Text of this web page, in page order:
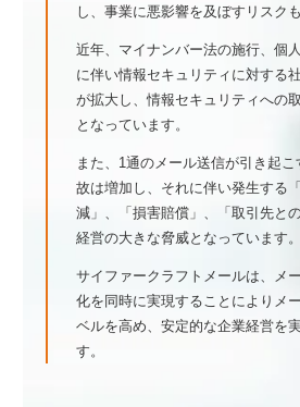
し、事業に悪影響を及ぼすリスク
近年、マイナンバー法の施行、個
に伴い情報セキュリティに対する
が拡大し、情報セキュリティへの
となっています。
また、1通のメール送信が引き起
故は増加し、それに伴い発生する
減」、「損害賠償」、「取引先と
経営の大きな脅威となっています。
サイファークラフトメールは、メ
化を同時に実現することによりメ
ベルを高め、安定的な企業経営を
す。